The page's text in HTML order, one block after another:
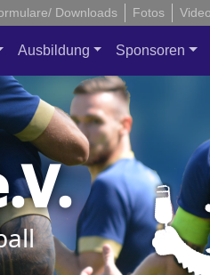
Downloads Fotos
Ausbildung Sponsoren